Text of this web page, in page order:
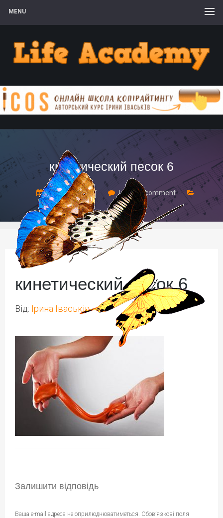
MENU
кинетический песок 6
26 Квітня, 2017 Leave a comment
кинетический песок 6
Від: Ірина Іваськів
Залишити відповідь
Ваша e-mail адреса не оприлюднюватиметься. Обов’язкові поля